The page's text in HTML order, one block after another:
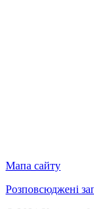
Мапа сайту
Розповсюджені